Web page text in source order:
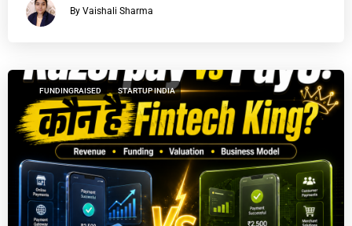
By Vaishali Sharma
FUNDINGRAISED STARTUP INDIA